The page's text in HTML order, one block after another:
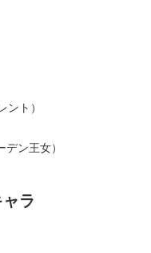
ント）
ン王女）
ラ